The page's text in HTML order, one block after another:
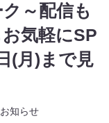
～配信も
気軽にSP
(月)まで見
お知らせ